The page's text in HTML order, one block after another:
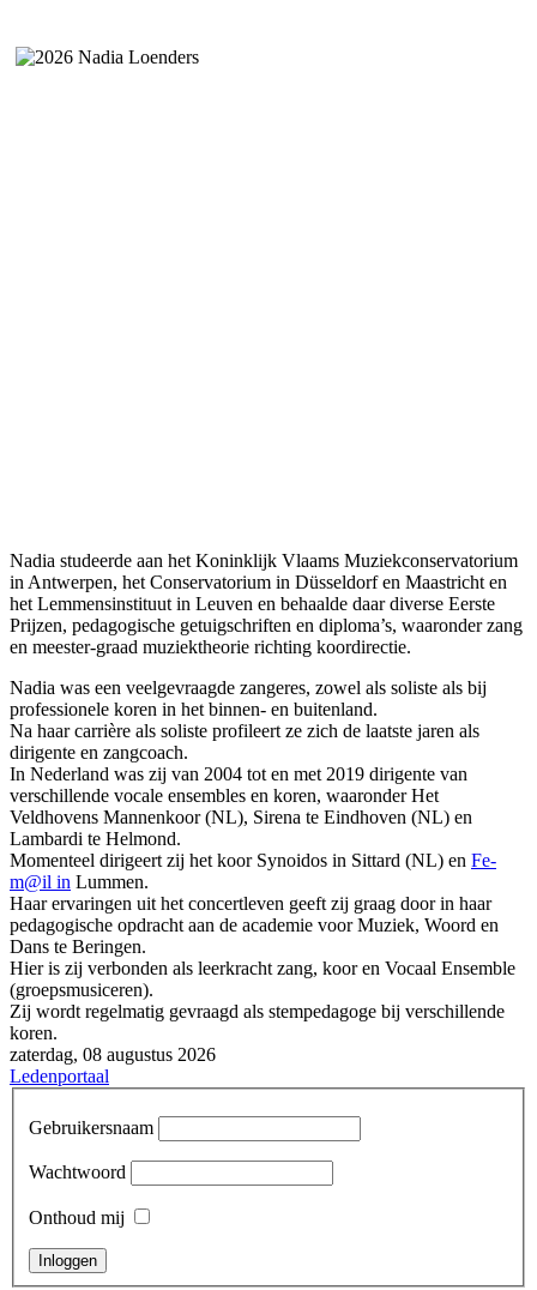
Nadia studeerde aan het Koninklijk Vlaams Muziekconservatorium
in Antwerpen, het Conservatorium in Düsseldorf en Maastricht en
het Lemmensinstituut in Leuven en behaalde daar diverse Eerste
Prijzen, pedagogische getuigschriften en diploma’s, waaronder zang
en meester-graad muziektheorie richting koordirectie.
Nadia was een veelgevraagde zangeres, zowel als soliste als bij
professionele koren in het binnen- en buitenland.
Na haar carrière als soliste profileert ze zich de laatste jaren als
dirigente en zangcoach.
In Nederland was zij van 2004 tot en met 2019 dirigente van
verschillende vocale ensembles en koren, waaronder Het
Veldhovens Mannenkoor (NL), Sirena te Eindhoven (NL) en
Lambardi te Helmond.
Momenteel dirigeert zij het koor Synoidos in Sittard (NL) en Fe-
m@il in Lummen.
Haar ervaringen uit het concertleven geeft zij graag door in haar
pedagogische opdracht aan de academie voor Muziek, Woord en
Dans te Beringen.
Hier is zij verbonden als leerkracht zang, koor en Vocaal Ensemble
(groepsmusiceren).
Zij wordt regelmatig gevraagd als stempedagoge bij verschillende
koren.
zaterdag, 08 augustus 2026
Ledenportaal
Gebruikersnaam
Wachtwoord
Onthoud mij